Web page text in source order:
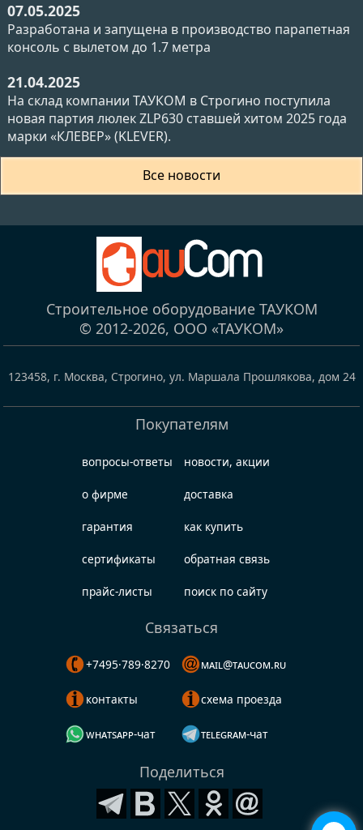
07.05.2025
Разработана и запущена в производство парапетная
консоль с вылетом до 1.7 метра
21.04.2025
На склад компании ТАУКОМ в Строгино поступила
новая партия люлек ZLP630 ставшей хитом 2025 года
марки «КЛЕВЕР» (KLEVER).
Все новости
Строительное оборудование ТАУКОМ
© 2012-2026, ООО «ТАУКОМ»
123458, г. Москва, Строгино, ул. Маршала Прошлякова, дом 24
Покупателям
вопросы-ответы
о фирме
гарантия
сертификаты
прайс-листы
новости, акции
доставка
как купить
обратная связь
поиск по сайту
Связаться
+7495·789·8270
контакты
whatsapp-чат
mail@taucom.ru
схема проезда
telegram-чат
Поделиться